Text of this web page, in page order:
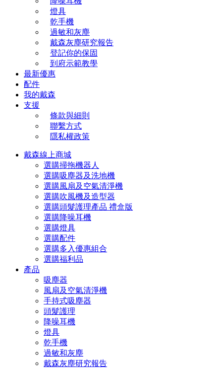
燈具
乾手機
過敏和灰塵
戴森灰塵研究報告
登記你的保固
到府示範教學
最新優惠
配件
我的戴森
支援
條款與細則
聯繫方式
隱私權政策
戴森線上商城
選購掃拖機器人
選購吸塵器及洗地機
選購風扇及空氣清淨機
選購吹風機及造型器
選購頭髮護理產品 禮盒版
選購降噪耳機
選購燈具
選購配件
選購多入優惠組合
選購福利品
產品
吸塵器
風扇及空氣清淨機
手持式吸塵器
頭髮護理
降噪耳機
燈具
乾手機
過敏和灰塵
戴森灰塵研究報告